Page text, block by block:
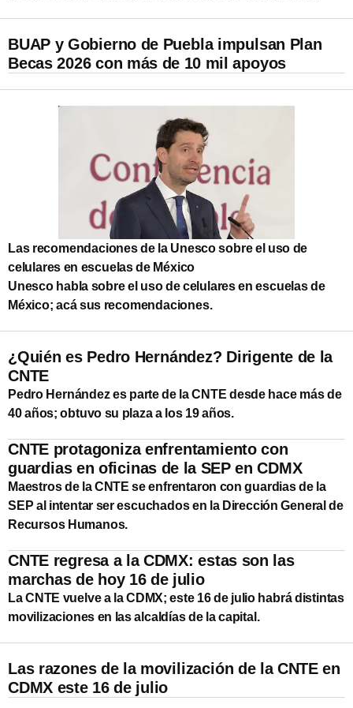
BUAP y Gobierno de Puebla impulsan Plan
Becas 2026 con más de 10 mil apoyos
Las recomendaciones de la Unesco sobre el uso de
celulares en escuelas de México
Unesco habla sobre el uso de celulares en escuelas de
México; acá sus recomendaciones.
¿Quién es Pedro Hernández? Dirigente de la
CNTE
Pedro Hernández es parte de la CNTE desde hace más de
40 años; obtuvo su plaza a los 19 años.
CNTE protagoniza enfrentamiento con
guardias en oficinas de la SEP en CDMX
Maestros de la CNTE se enfrentaron con guardias de la
SEP al intentar ser escuchados en la Dirección General de
Recursos Humanos.
CNTE regresa a la CDMX: estas son las
marchas de hoy 16 de julio
La CNTE vuelve a la CDMX; este 16 de julio habrá distintas
movilizaciones en las alcaldías de la capital.
Las razones de la movilización de la CNTE en
CDMX este 16 de julio